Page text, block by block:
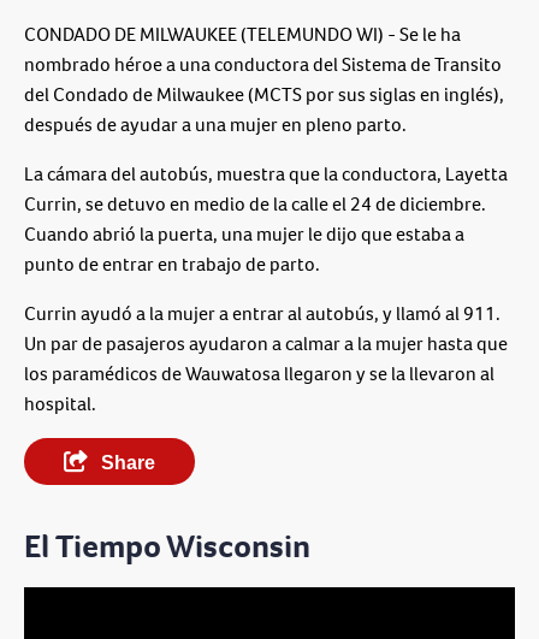
CONDADO DE MILWAUKEE (TELEMUNDO WI) - Se le ha
nombrado héroe a una conductora del Sistema de Transito
del Condado de Milwaukee (MCTS por sus siglas en inglés),
después de ayudar a una mujer en pleno parto.
La cámara del autobús, muestra que la conductora, Layetta
Currin, se detuvo en medio de la calle el 24 de diciembre.
Cuando abrió la puerta, una mujer le dijo que estaba a
punto de entrar en trabajo de parto.
Currin ayudó a la mujer a entrar al autobús, y llamó al 911.
Un par de pasajeros ayudaron a calmar a la mujer hasta que
los paramédicos de Wauwatosa llegaron y se la llevaron al
hospital.
Share
El Tiempo Wisconsin